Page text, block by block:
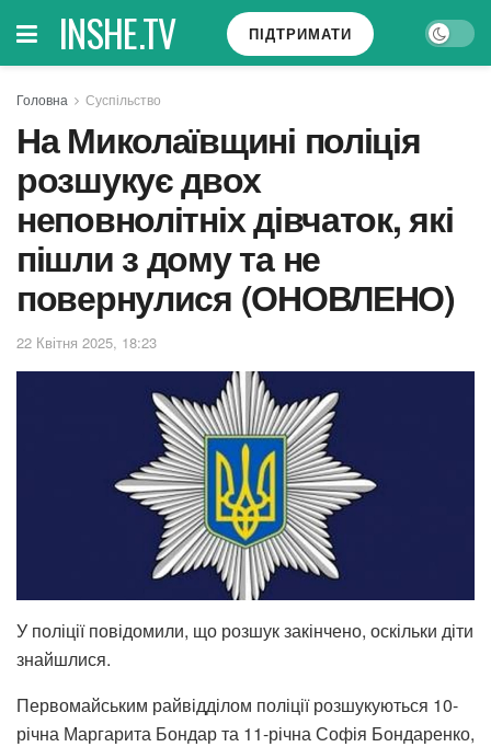
INSHE.TV ПІДТРИМАТИ
Головна Суспільство
На Миколаївщині поліція
розшукує двох
неповнолітніх дівчаток, які
пішли з дому та не
повернулися (ОНОВЛЕНО)
22 Квітня 2025, 18:23
У поліції повідомили, що розшук закінчено, оскільки діти
знайшлися.
Первомайським райвідділом поліції розшукуються 10-
річна Маргарита Бондар та 11-річна Софія Бондаренко,